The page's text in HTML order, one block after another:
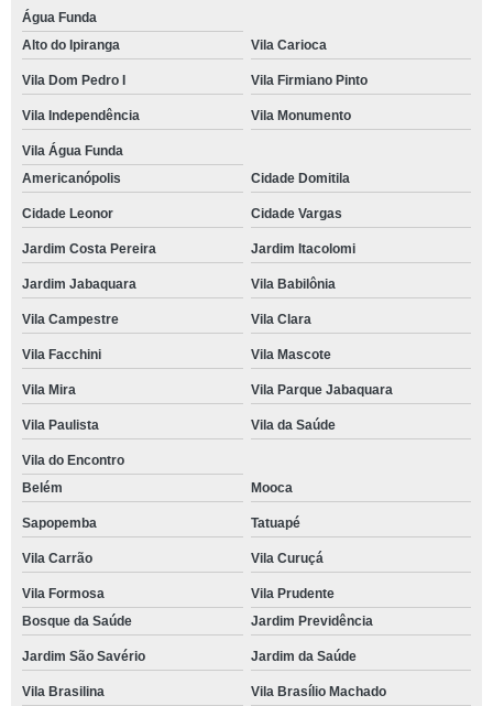
Água Funda
Alto do Ipiranga
Vila Carioca
Vila Dom Pedro I Vila Firmiano Pinto
Vila Independência Vila Monumento
Vila Água Funda
Americanópolis
Cidade Domitila
Cidade Leonor Cidade Vargas
Jardim Costa Pereira Jardim Itacolomi
Jardim Jabaquara Vila Babilônia
Vila Campestre Vila Clara
Vila Facchini Vila Mascote
Vila Mira Vila Parque Jabaquara
Vila Paulista Vila da Saúde
Vila do Encontro
Belém
Mooca
Sapopemba Tatuapé
Vila Carrão Vila Curuçá
Vila Formosa
Vila Prudente
Bosque da Saúde
Jardim Previdência
Jardim São Savério Jardim da Saúde
Vila Brasilina Vila Brasílio Machado